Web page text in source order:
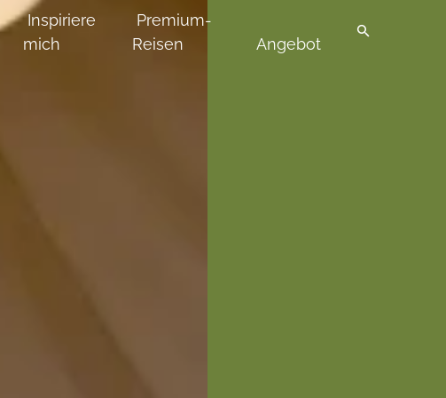
Inspiriere
mich
Premium-
Reisen
Angebot